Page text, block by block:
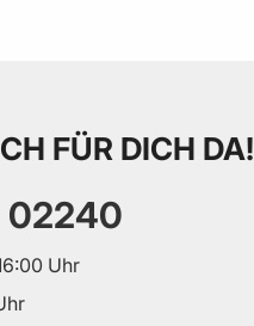
FÜR DICH DA!
02240
Uhr